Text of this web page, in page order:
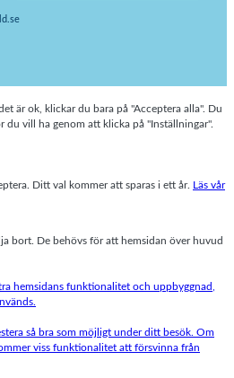
är ok, klickar du bara på "Acceptera alla". Du
du vill ha genom att klicka på "Inställningar".
Ditt val kommer att sparas i ett år.
Läs vår
bort. De behövs för att hemsidan över huvud
hemsidans funktionalitet och uppbyggnad,
så bra som möjligt under ditt besök. Om
viss funktionalitet att försvinna från